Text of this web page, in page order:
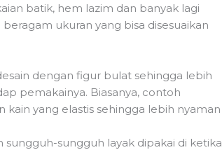
batik, hem lazim dan banyak lagi
ukuran yang bisa disesuaikan
dengan figur bulat sehingga lebih
pemakainya. Biasanya, contoh
yang elastis sehingga lebih nyaman
sungguh layak dipakai di ketika